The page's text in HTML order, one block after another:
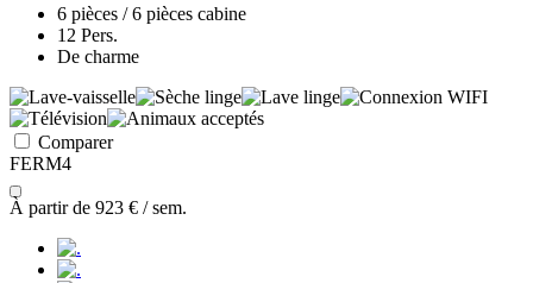
6 pièces / 6 pièces cabine
12 Pers.
De charme
Comparer
FERM4
À partir de 923 € / sem.